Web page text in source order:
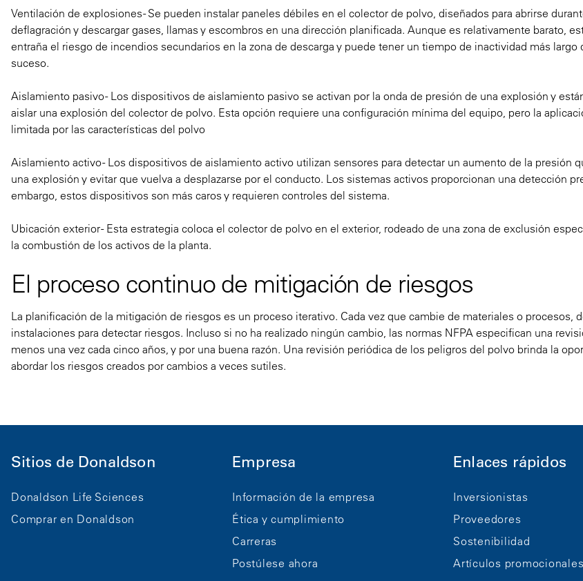
Ventilación de explosiones- Se pueden instalar paneles débiles en el colector de polvo, diseñados para abrirse
deflagración y descargar gases, llamas y escombros en una dirección planificada. Aunque es relativamente barato,
entraña el riesgo de incendios secundarios en la zona de descarga y puede tener un tiempo de inactividad más largo
suceso.
Aislamiento pasivo- Los dispositivos de aislamiento pasivo se activan por la onda de presión de una explosión y
aislar una explosión del colector de polvo. Esta opción requiere una configuración mínima del equipo, pero la
limitada por las características del polvo
Aislamiento activo- Los dispositivos de aislamiento activo utilizan sensores para detectar un aumento de la presión
una explosión y evitar que vuelva a desplazarse por el conducto. Los sistemas activos proporcionan una detección
embargo, estos dispositivos son más caros y requieren controles del sistema.
Ubicación exterior- Esta estrategia coloca el colector de polvo en el exterior, rodeado de una zona de exclusión
la combustión de los activos de la planta.
El proceso continuo de mitigación de riesgos
La planificación de la mitigación de riesgos es un proceso iterativo. Cada vez que cambie de materiales o procesos,
instalaciones para detectar riesgos. Incluso si no ha realizado ningún cambio, las normas NFPA especifican una
menos una vez cada cinco años, y por una buena razón. Una revisión periódica de los peligros del polvo brinda la
abordar los riesgos creados por cambios a veces sutiles.
Sitios de Donaldson
Donaldson Life Sciences
Comprar en Donaldson
Empresa
Información de la empresa
Ética y cumplimiento
Carreras
Postúlese ahora
Enlaces rápidos
Inversionistas
Proveedores
Sostenibilidad
Artículos promocionales